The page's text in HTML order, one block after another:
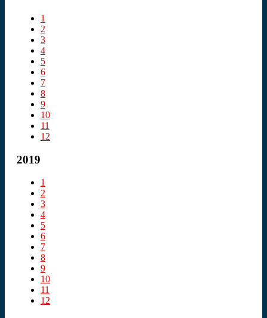
1
2
3
4
5
6
7
8
9
10
11
12
2019
1
2
3
4
5
6
7
8
9
10
11
12